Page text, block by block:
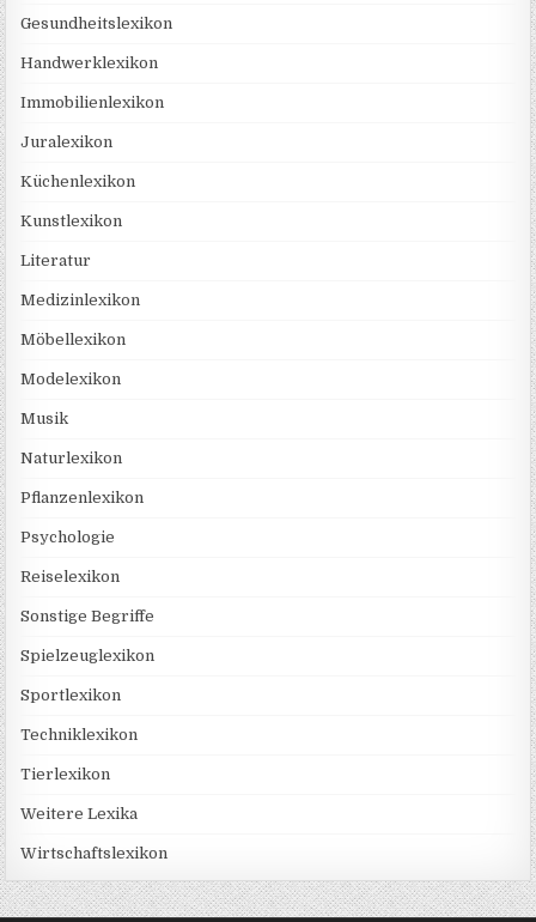
Gesundheitslexikon
Handwerklexikon
Immobilienlexikon
Juralexikon
Küchenlexikon
Kunstlexikon
Literatur
Medizinlexikon
Möbellexikon
Modelexikon
Musik
Naturlexikon
Pflanzenlexikon
Psychologie
Reiselexikon
Sonstige Begriffe
Spielzeuglexikon
Sportlexikon
Techniklexikon
Tierlexikon
Weitere Lexika
Wirtschaftslexikon